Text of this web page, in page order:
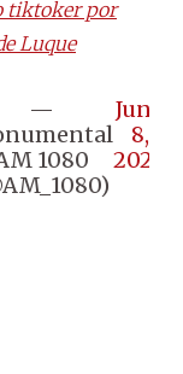
tiktoker por
Luque
—
1080
June
8,
2026